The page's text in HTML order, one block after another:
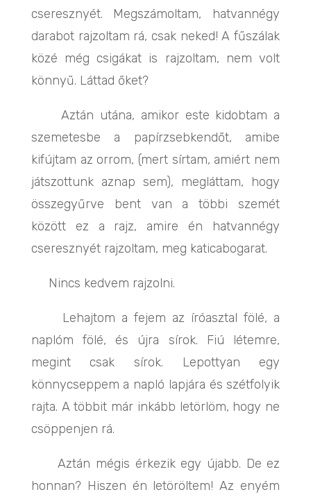
cseresznyét. Megszámoltam, hatvannégy
darabot rajzoltam rá, csak neked! A fűszálak
közé még csigákat is rajzoltam, nem volt
könnyű. Láttad őket?
Aztán utána, amikor este kidobtam a
szemetesbe a papírzsebkendőt, amibe
kifújtam az orrom, (mert sírtam, amiért nem
játszottunk aznap sem), megláttam, hogy
összegyűrve bent van a többi szemét
között ez a rajz, amire én hatvannégy
cseresznyét rajzoltam, meg katicabogarat.
Nincs kedvem rajzolni.
Lehajtom a fejem az íróasztal fölé, a
naplóm fölé, és újra sírok. Fiú létemre,
megint csak sírok. Lepottyan egy
könnycseppem a napló lapjára és szétfolyik
rajta. A többit már inkább letörlöm, hogy ne
csöppenjen rá.
Aztán mégis érkezik egy újabb. De ez
honnan? Hiszen én letöröltem! Az enyém